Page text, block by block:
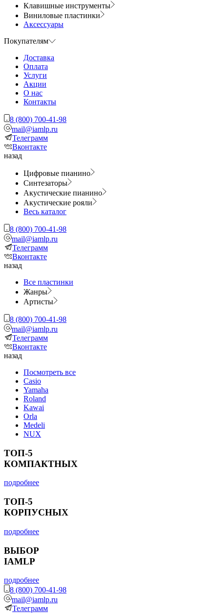
Клавишные инструменты
Виниловые пластинки
Аксессуары
Покупателям
Доставка
Оплата
Услуги
Акции
О нас
Контакты
8 (800) 700-41-98
mail@iamlp.ru
Телеграмм
Вконтакте
назад
Цифровые пианино
Синтезаторы
Акустические пианино
Акустические рояли
Весь каталог
8 (800) 700-41-98
mail@iamlp.ru
Телеграмм
Вконтакте
назад
Все пластинки
Жанры
Артисты
8 (800) 700-41-98
mail@iamlp.ru
Телеграмм
Вконтакте
назад
Посмотреть все
Casio
Yamaha
Roland
Kawai
Orla
Medeli
NUX
ТОП-5
КОМПАКТНЫХ
подробнее
ТОП-5
КОРПУСНЫХ
подробнее
ВЫБОР
IAMLP
подробнее
8 (800) 700-41-98
mail@iamlp.ru
Телеграмм